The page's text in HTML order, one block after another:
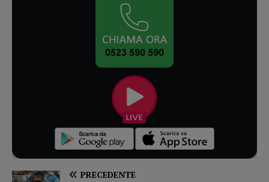
PRECEDENTE